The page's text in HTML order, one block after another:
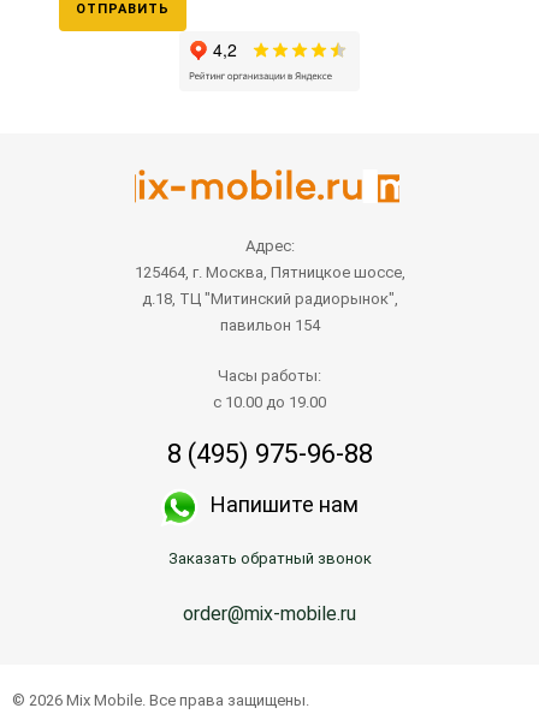
ОТПРАВИТЬ
Адрес:
125464, г. Москва, Пятницкое шоссе,
д.18, ТЦ "Митинский радиорынок",
павильон 154
Часы работы:
с 10.00 до 19.00
8 (495) 975-96-88
Напишите нам
Заказать обратный звонок
order@mix-mobile.ru
© 2026 Mix Mobile. Все права защищены.